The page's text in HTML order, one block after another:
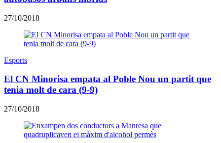
27/10/2018
Esports
El CN Minorisa empata al Poble Nou un partit que
tenia molt de cara (9-9)
27/10/2018